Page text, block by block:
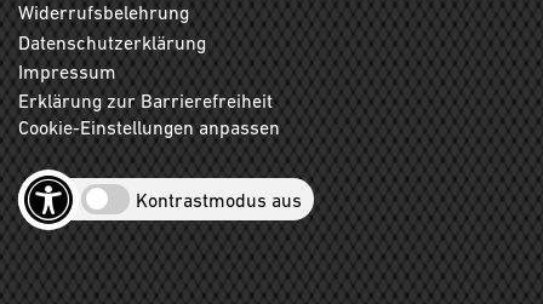
Widerrufsbelehrung
Datenschutzerklärung
Impressum
Erklärung zur Barrierefreiheit
Cookie-Einstellungen anpassen
Kontrastmodus aus